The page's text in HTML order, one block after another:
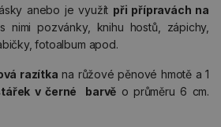
anebo je využít při přípravách na
nimi pozvánky, knihu hostů, zápichy,
fotoalbum apod.
razítka na růžové pěnové hmotě a 1
v černé barvě o průměru 6 cm.